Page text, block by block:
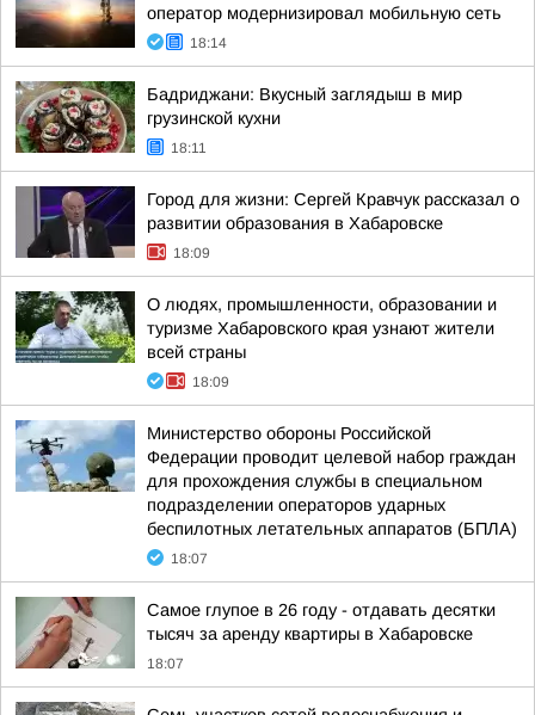
оператор модернизировал мобильную сеть
18:14
Бадриджани: Вкусный заглядыш в мир
грузинской кухни
18:11
Город для жизни: Сергей Кравчук рассказал о
развитии образования в Хабаровске
18:09
О людях, промышленности, образовании и
туризме Хабаровского края узнают жители
всей страны
18:09
Министерство обороны Российской
Федерации проводит целевой набор граждан
для прохождения службы в специальном
подразделении операторов ударных
беспилотных летательных аппаратов (БПЛА)
18:07
Самое глупое в 26 году - отдавать десятки
тысяч за аренду квартиры в Хабаровске
18:07